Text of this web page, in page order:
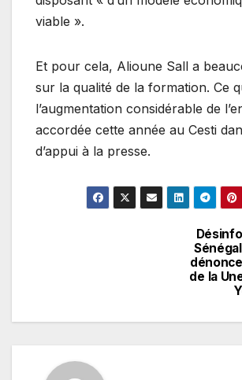
viable ».
Et pour cela, Alioune Sall a
sur la qualité de la formation. Ce
l’augmentation considérable de
accordée cette année au Cesti
d’appui à la presse.
de la